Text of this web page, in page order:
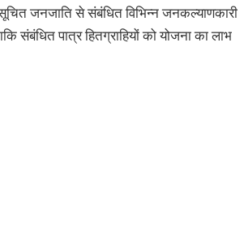
जनजाति से संबंधित विभिन्न जनकल्याणकारी
संबंधित पात्र हितग्राहियों को योजना का लाभ